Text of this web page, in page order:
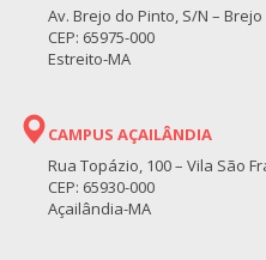
Av. Brejo do Pinto, S/N –
CEP: 65975-000
Estreito-MA
CAMPUS AÇAILÂNDIA
Rua Topázio, 100 – Vila São
CEP: 65930-000
Açailândia-MA